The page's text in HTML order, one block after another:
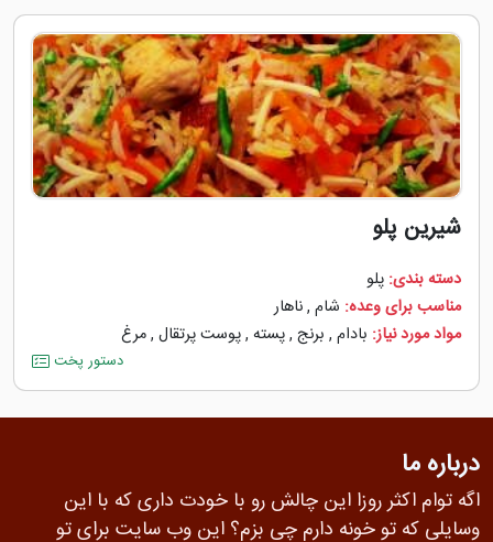
شیرین پلو
دسته بندی: پلو
مناسب برای وعده: شام ,ناهار
مواد مورد نیاز: بادام , برنج ,پسته ,پوست پرتقال ,مرغ
دستور پخت
درباره ما
اگه توام اکثر روزا این چالش رو با خودت داری که با این
وسایلی که تو خونه دارم چی بزم؟ این وب سایت برای تو